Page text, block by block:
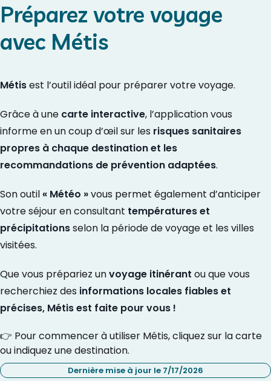
Préparez votre voyage
avec Métis
Métisest l’outil idéal pour préparer votre voyage.
Grâce à une carte interactive, l’application vous
informe en un coup d’œil sur les risques sanitaires
propres à chaque destination et les
recommandations de prévention adaptées.
Son outil « Météo »vous permet également d’anticiper
votre séjour en consultant températures et
précipitationsselon la période de voyage et les villes
visitées.
Que vous prépariez unvoyage itinérant ou que vous
recherchiez des informations locales fiables et
précises, Métis est faite pour vous !
👉 Pour commencer à utiliser Métis, cliquez sur la carte
ou indiquez une destination.
Dernière mise à jour le 7/17/2026